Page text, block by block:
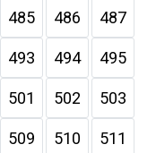
485 486 487
493 494 495
501 502 503
509 510 511